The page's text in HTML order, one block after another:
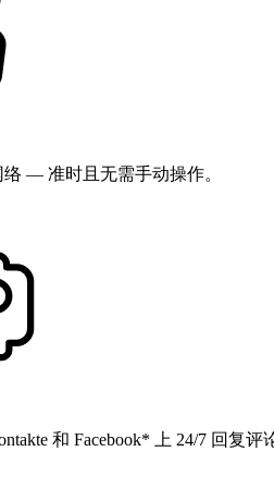
— 准时且无需手动操作。
和 Facebook* 上 24/7 回复评